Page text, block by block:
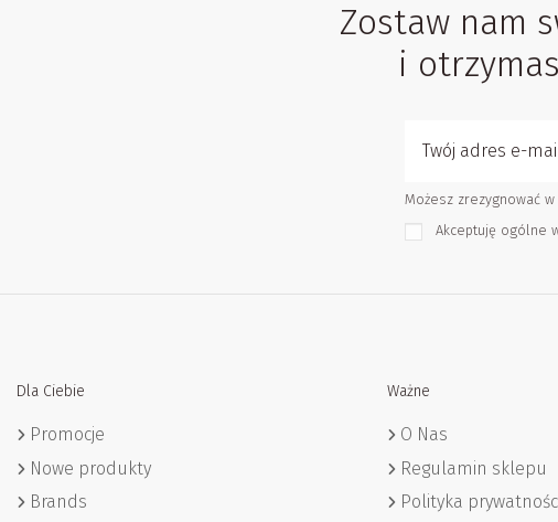
Zostaw nam
i
Możesz zrezygnować
Akceptuję ogólne
Dla Ciebie
Promocje
Nowe produkty
Brands
Ważne
O Nas
Regulamin sklepu
Polityka